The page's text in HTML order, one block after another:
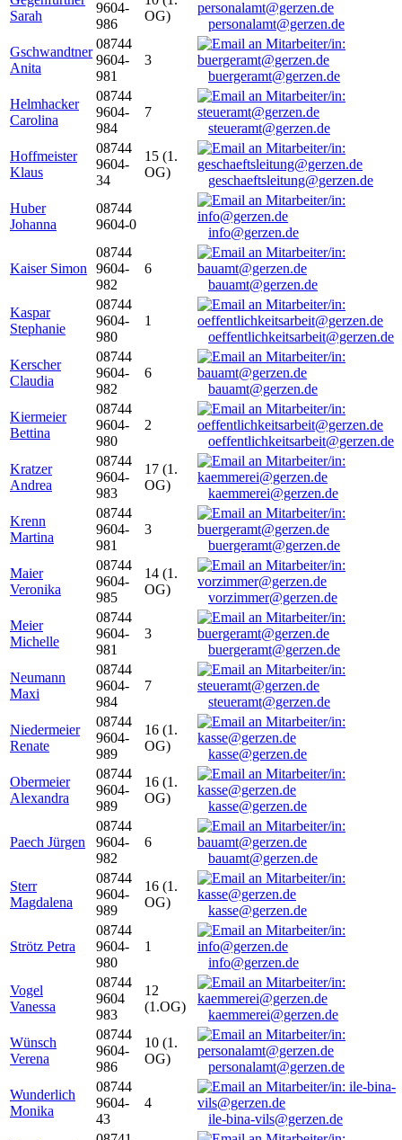
Sarah
9604-
986
OG)
personalamt@gerzen.de
Gschwandtner
Anita
08744
9604-
981
3
buergeramt@gerzen.de
Helmhacker
Carolina
08744
9604-
984
7
steueramt@gerzen.de
Hoffmeister
Klaus
08744
9604-
34
15 (1.
OG)
geschaeftsleitung@gerzen.de
Huber
Johanna
08744
9604-0
info@gerzen.de
Kaiser Simon
08744
9604-
982
6
bauamt@gerzen.de
Kaspar
Stephanie
08744
9604-
980
1
oeffentlichkeitsarbeit@gerzen.de
Kerscher
Claudia
08744
9604-
982
6
bauamt@gerzen.de
Kiermeier
Bettina
08744
9604-
980
2
oeffentlichkeitsarbeit@gerzen.de
Kratzer
Andrea
08744
9604-
983
17 (1.
OG)
kaemmerei@gerzen.de
Krenn
Martina
08744
9604-
981
3
buergeramt@gerzen.de
Maier
Veronika
08744
9604-
985
14 (1.
OG)
vorzimmer@gerzen.de
Meier
Michelle
08744
9604-
981
3
buergeramt@gerzen.de
Neumann
Maxi
08744
9604-
984
7
steueramt@gerzen.de
Niedermeier
Renate
08744
9604-
989
16 (1.
OG)
kasse@gerzen.de
Obermeier
Alexandra
08744
9604-
989
16 (1.
OG)
kasse@gerzen.de
Paech Jürgen
08744
9604-
982
6
bauamt@gerzen.de
Sterr
Magdalena
08744
9604-
989
16 (1.
OG)
kasse@gerzen.de
Strötz Petra
08744
9604-
980
1
info@gerzen.de
Vogel
Vanessa
08744
9604
983
12
(1.OG)
kaemmerei@gerzen.de
Wünsch
Verena
08744
9604-
986
10 (1.
OG)
personalamt@gerzen.de
Wunderlich
Monika
08744
9604-
43
4
ile-bina-vils@gerzen.de